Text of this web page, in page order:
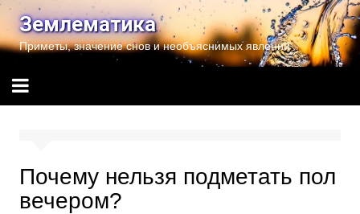
Перейти
содержимому
Землематика
Приметы, значение снов и необъяснимых явлений
Почему нельзя подметать пол
вечером?